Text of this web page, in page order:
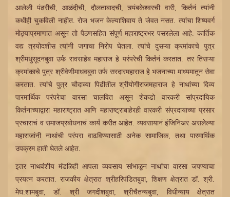
आलेली पंढरीची, आळंदीची, दौलताबादची, त्र्यंबकेश्वरची वारी, किर्तनं त्यांनी
कधीही चुकविली नाहीत. रोज भजन केल्याशिवाय ते जेवत नसत. त्यांचा शिष्यवर्ग
मोठ्याप्रमाणात असून तो पैठणसहित संपूर्ण महाराष्ट्रभर पसरलेला आहे. कार्तिक
वद्य त्रयोदशीस त्यांनी जगाचा निरोप घेतला. त्यांचे दुसऱ्या क्रमांकाचे पुत्र
श्रीमधुसूदनबुवा उर्फ रावसाहेब महाराज हे परंपरेची किर्तनं करतात. तर तिसऱ्या
क्रमांकाचे पुत्र श्रीवेणीमाधवबुवा उर्फ सरदारमहाराज हे भजनाच्या माध्यमातून सेवा
करतात. त्यांचे पुत्र चौदाव्या पिढीतील श्रीयोगीराजमहाराज हे नाथांच्या दिव्य
पारमार्थिक परंपरेचा वारसा चालवित असून शेकडो वारकरी सांप्रदायिक
किर्तनाच्याद्वारा महाराष्ट्रात आणि महाराष्ट्राबाहेरही वारकरी संप्रदायाच्या प्रसार
प्रचाराचं व समाजप्रबोधनाचं कार्य करीत आहेत. व्यवसायानं इंजिनिअर असलेल्या
महाराजांनी नाथांची परंपरा वाढविण्यासाठी अनेक सामाजिक, तथा पारमार्थिक
उपक्रम हाती घेतले आहेत.
इतर नाथवंशीय मंडळिही आपला व्यवसाय सांभाळून नाथांचा वारसा जपण्याचा
प्रयत्न करतात. राजकीय क्षेत्रात श्रीहरिपंडितबुवा, शिक्षण क्षेत्रात डॉ. श्री.
मेघ:शामबुवा, डॉ. श्री जगदीशबुवा, श्रीचैतन्यबुवा, विधीन्याय क्षेत्रात